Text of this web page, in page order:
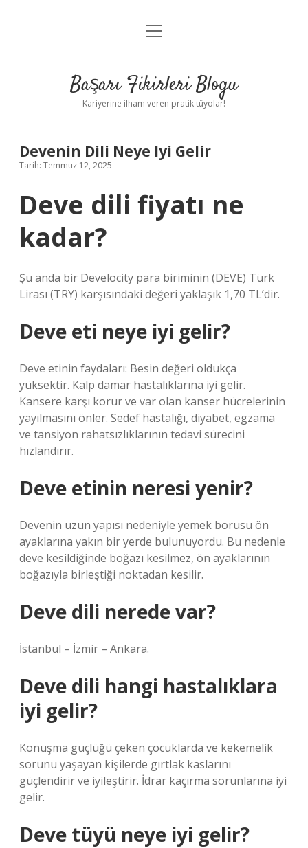
Anasayfa
Yasal Uyarı
menüyü
Başarı Fikirleri Blogu
Kariyerine ilham veren pratik tüyolar!
Devenin Dili Neye Iyi Gelir
Tarih: Temmuz 12, 2025
Deve dili fiyatı ne
kadar?
Şu anda bir Develocity para biriminin (DEVE) Türk
Lirası (TRY) karşısındaki değeri yaklaşık 1,70 TL’dir.
Deve eti neye iyi gelir?
Deve etinin faydaları: Besin değeri oldukça
yüksektir. Kalp damar hastalıklarına iyi gelir.
Kansere karşı korur ve var olan kanser hücrelerinin
yayılmasını önler. Sedef hastalığı, diyabet, egzama
ve tansiyon rahatsızlıklarının tedavi sürecini
hızlandırır.
Deve etinin neresi yenir?
Devenin uzun yapısı nedeniyle yemek borusu ön
ayaklarına yakın bir yerde bulunuyordu. Bu nedenle
deve kesildiğinde boğazı kesilmez, ön ayaklarının
boğazıyla birleştiği noktadan kesilir.
Deve dili nerede var?
İstanbul – İzmir – Ankara.
Deve dili hangi hastalıklara
iyi gelir?
Konuşma güçlüğü çeken çocuklarda ve kekemelik
sorunu yaşayan kişilerde gırtlak kaslarını
güçlendirir ve iyileştirir. İdrar kaçırma sorunlarına iyi
gelir.
Deve tüyü neye iyi gelir?